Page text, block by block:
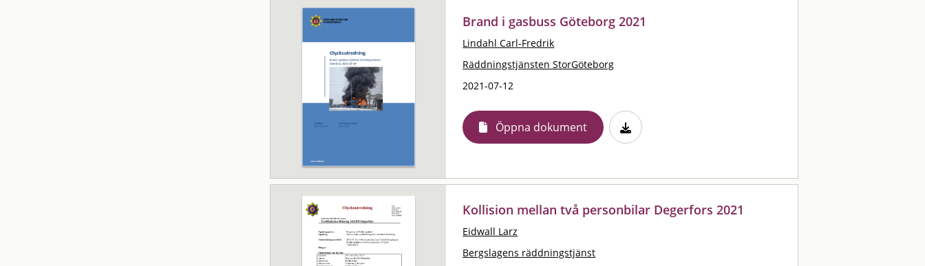
Brand i gasbuss Göteborg 2021
Lindahl Carl-Fredrik
Räddningstjänsten StorGöteborg
2021-07-12
Öppna dokument
Kollision mellan två personbilar Degerfors 2021
Eidwall Larz
Bergslagens räddningstjänst